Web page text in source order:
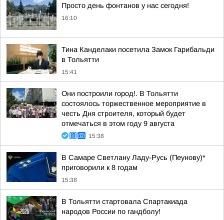
Просто день фонтанов у нас сегодня!
16:10
Тина Канделаки посетила Замок Гарибальди
в Тольятти
15:41
Они построили город!. В Тольятти
состоялось торжественное мероприятие в
честь Дня строителя, который будет
отмечаться в этом году 9 августа
15:38
В Самаре Светлану Ладу-Русь (Пеунову)*
приговорили к 8 годам
15:38
В Тольятти стартовала Спартакиада
народов России по гандболу!